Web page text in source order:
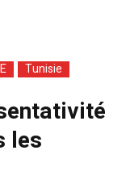
Tunisie
les